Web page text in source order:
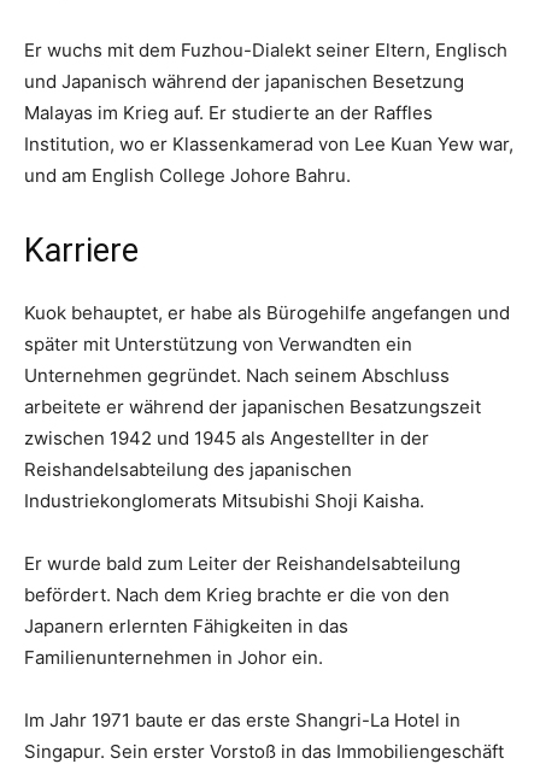
Er wuchs mit dem Fuzhou-Dialekt seiner Eltern, Englisch
und Japanisch während der japanischen Besetzung
Malayas im Krieg auf. Er studierte an der Raffles
Institution, wo er Klassenkamerad von Lee Kuan Yew war,
und am English College Johore Bahru.
Karriere
Kuok behauptet, er habe als Bürogehilfe angefangen und
später mit Unterstützung von Verwandten ein
Unternehmen gegründet. Nach seinem Abschluss
arbeitete er während der japanischen Besatzungszeit
zwischen 1942 und 1945 als Angestellter in der
Reishandelsabteilung des japanischen
Industriekonglomerats Mitsubishi Shoji Kaisha.
Er wurde bald zum Leiter der Reishandelsabteilung
befördert. Nach dem Krieg brachte er die von den
Japanern erlernten Fähigkeiten in das
Familienunternehmen in Johor ein.
Im Jahr 1971 baute er das erste Shangri-La Hotel in
Singapur. Sein erster Vorstoß in das Immobiliengeschäft